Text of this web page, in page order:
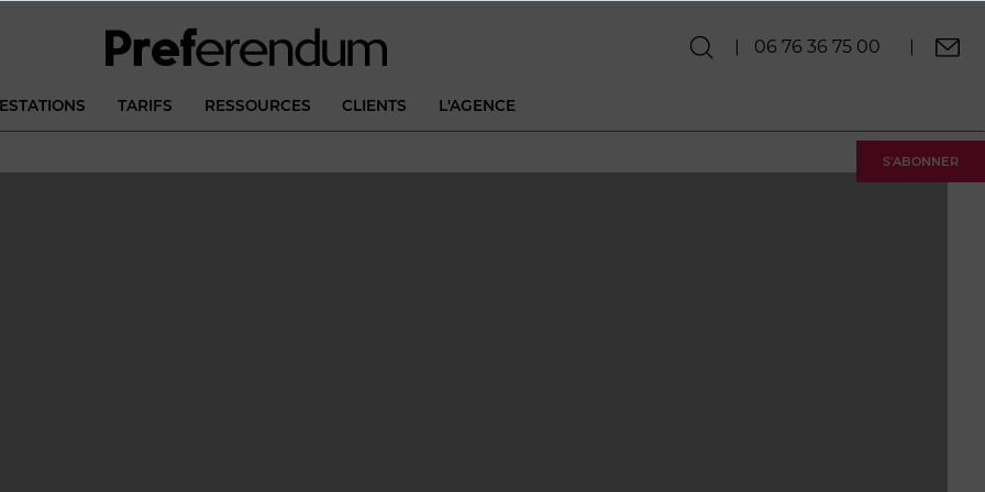
TARIFS RESSOURCES CLIENTS L'AGENCE
06 76 36 75 00
S'ABONNER